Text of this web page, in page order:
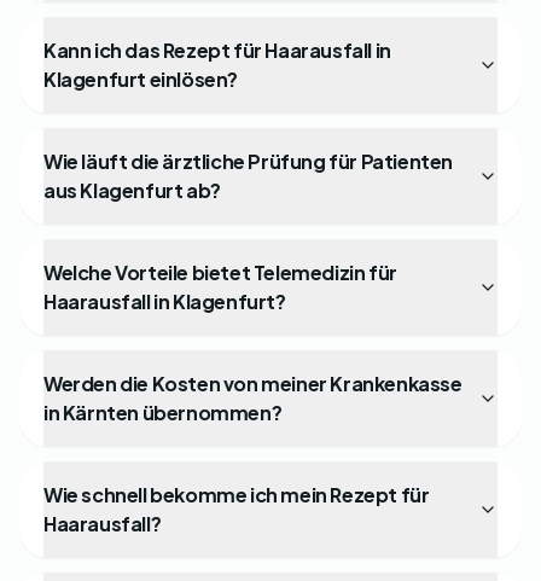
Kann ich das Rezept für Haarausfall in
Klagenfurt einlösen?
Wie läuft die ärztliche Prüfung für Patienten
aus Klagenfurt ab?
Welche Vorteile bietet Telemedizin für
Haarausfall in Klagenfurt?
Werden die Kosten von meiner Krankenkasse
in Kärnten übernommen?
Wie schnell bekomme ich mein Rezept für
Haarausfall?